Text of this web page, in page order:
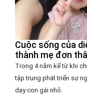
Cuộc sống của
thành mẹ đơn
Trong 4 năm kể từ khi
tập trung phát triển sự
dạy con gái nhỏ.